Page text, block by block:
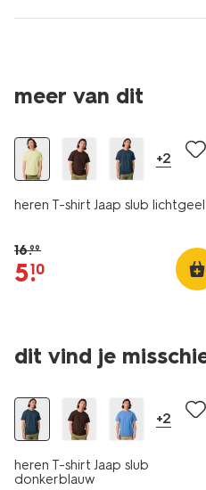
meer van dit
sale
+2
heren T-shirt Jaap slub lichtgeel
16.99
5.
10
dit vind je
sale
+2
heren T-shirt Jaap slub
donkerblauw